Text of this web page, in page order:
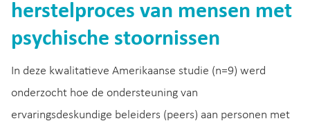
herstelproces van mensen met
psychische stoornissen
In deze kwalitatieve Amerikaanse studie (n=9) werd
onderzocht hoe de ondersteuning van
ervaringsdeskundige beleiders (peers) aan personen met